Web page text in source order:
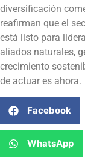
diversificación
reafirman que el
está listo para
aliados naturales,
crecimiento
de actuar es ahora.
Facebook
WhatsApp